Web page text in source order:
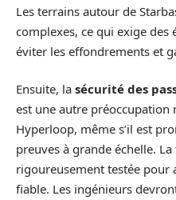
Les terrains autour de
complexes, ce qui exige
éviter les effondrements et
Ensuite, la sécurité des
est une autre préoccupation
Hyperloop, même s’il est
preuves à grande échelle.
rigoureusement testée pour
fiable. Les ingénieurs